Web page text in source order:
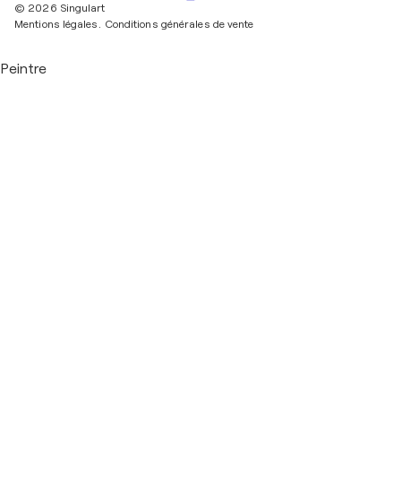
© 2026 Singulart
Mentions légales. Conditions générales de vente
Peintre